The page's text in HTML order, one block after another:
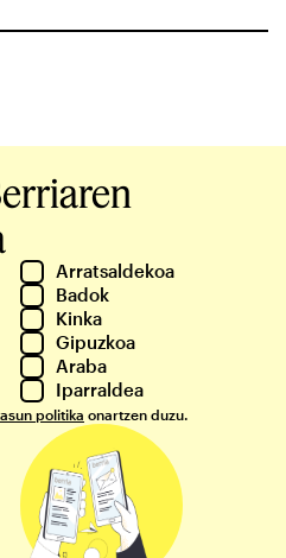
Arratsaldekoa
Badok
Kinka
Gipuzkoa
Araba
Iparraldea
politika onartzen duzu.